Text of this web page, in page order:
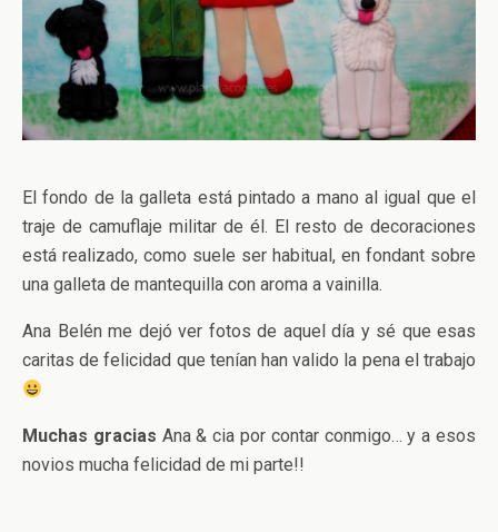
El fondo de la galleta está pintado a mano al igual que el
traje de camuflaje militar de él. El resto de decoraciones
está realizado, como suele ser habitual, en fondant sobre
una galleta de mantequilla con aroma a vainilla.
Ana Belén me dejó ver fotos de aquel día y sé que esas
caritas de felicidad que tenían han valido la pena el trabajo
Muchas gracias Ana & cia por contar conmigo… y a esos
novios mucha felicidad de mi parte!!